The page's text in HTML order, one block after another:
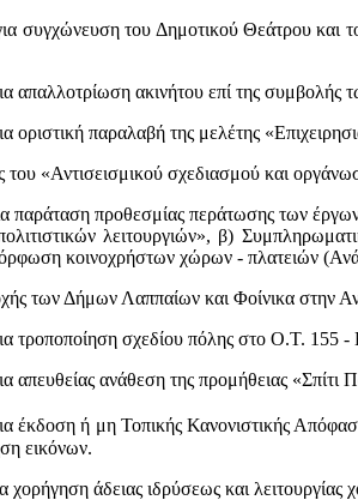
του Δημοτικού Θεάτρου και
ακινήτου επί της συμβολής
παραλαβή της μελέτης
«Αντισεισμικού σχεδιασμού και
προθεσμίας περάτωσης των έργων
λειτουργιών», β)
κοινοχρήστων χώρων - πλατειών
των Δήμων Λαππαίων και Φοίνικα στην
σχεδίου πόλης στο Ο.Τ. 155 -
ανάθεση της προμήθειας «Σπίτι
ή μη Τοπικής Κανονιστικής
εικόνων.
άδειας ιδρύσεως και λειτουργίας